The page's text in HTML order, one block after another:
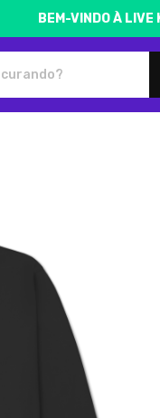
BEM-VINDO À